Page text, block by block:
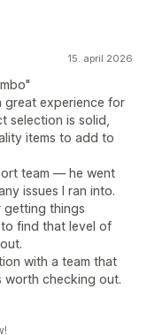
15. april 2026
great experience for
selection is solid,
items to add to
team — he went
issues I ran into.
getting things
find that level of
with a team that
worth checking out.